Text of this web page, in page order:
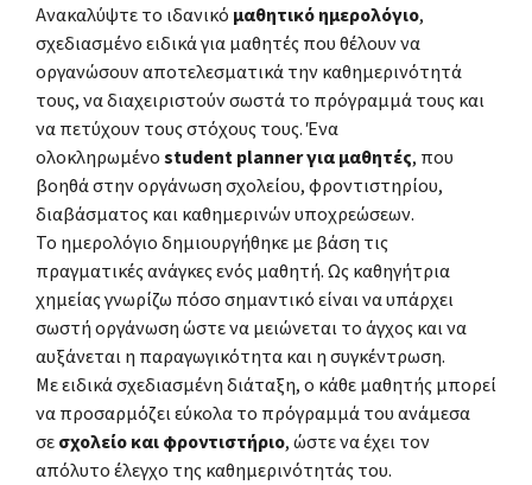
Ανακαλύψτε το ιδανικό μαθητικό ημερολόγιο,
σχεδιασμένο ειδικά για μαθητές που θέλουν να
οργανώσουν αποτελεσματικά την καθημερινότητά
τους, να διαχειριστούν σωστά το πρόγραμμά τους και
να πετύχουν τους στόχους τους. Ένα
ολοκληρωμένοstudent planner για μαθητές, που
βοηθά στην οργάνωση σχολείου, φροντιστηρίου,
διαβάσματος και καθημερινών υποχρεώσεων.
Το ημερολόγιο δημιουργήθηκε με βάση τις
πραγματικές ανάγκες ενός μαθητή. Ως καθηγήτρια
χημείας γνωρίζω πόσο σημαντικό είναι να υπάρχει
σωστή οργάνωση ώστε να μειώνεται το άγχος και να
αυξάνεται η παραγωγικότητα και η συγκέντρωση.
Με ειδικά σχεδιασμένη διάταξη, ο κάθε μαθητής μπορεί
να προσαρμόζει εύκολα το πρόγραμμά του ανάμεσα
σεσχολείο και φροντιστήριο, ώστε να έχει τον
απόλυτο έλεγχο της καθημερινότητάς του.